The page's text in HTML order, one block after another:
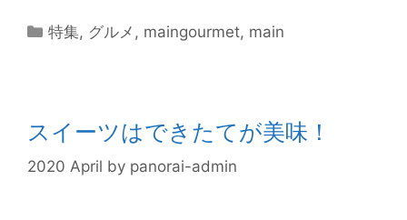
特集, グルメ , maingourmet, main
スイーツはできたてが美味！
2020 April by panorai-admin